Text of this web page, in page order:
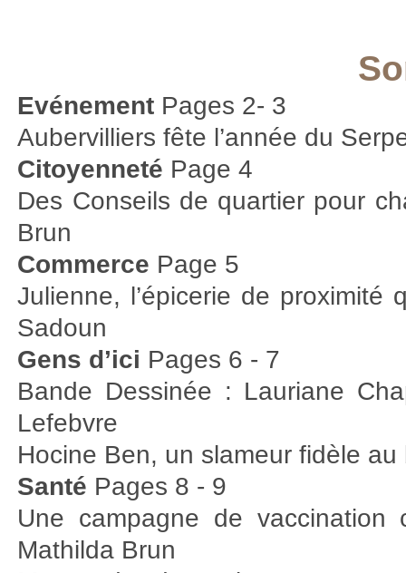
Evénement Pages 2- 3
Aubervilliers fête l’année du
Citoyenneté Page 4
Des Conseils de quartier pour
Brun
Commerce Page 5
Julienne, l’épicerie de
Sadoun
Gens d’ici Pages 6 - 7
Bande Dessinée : Lauriane
Lefebvre
Hocine Ben, un slameur fidèle
Santé Pages 8 - 9
Une campagne de
Mathilda Brun